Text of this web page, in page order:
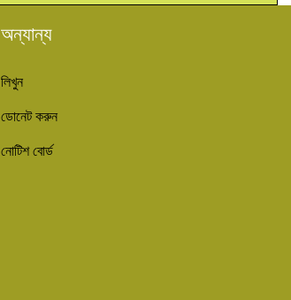
অন্যান্য
লিখুন
ডোনেট করুন
নোটিশ বোর্ড